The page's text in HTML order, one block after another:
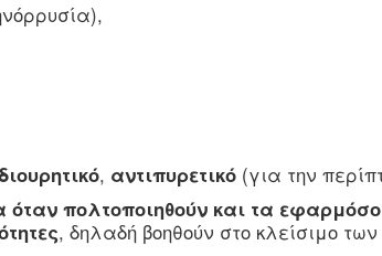
, αντιπυρετικό (για την
πολτοποιηθούν και τα
, δηλαδή βοηθούν στο κλείσιμο